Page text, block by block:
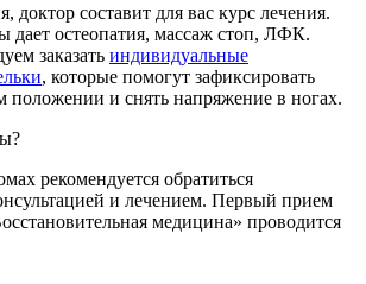
доктор составит для вас курс лечения.
дает остеопатия, массаж стоп, ЛФК.
заказать индивидуальные
, которые помогут зафиксировать
положении и снять напряжение в ногах.
рекомендуется обратиться
и лечением. Первый прием
медицина» проводится